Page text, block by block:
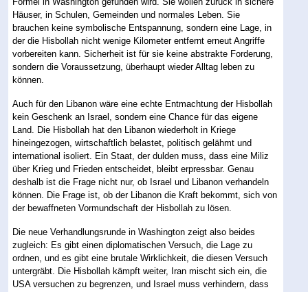
Häuser, in Schulen, Gemeinden und normales Leben. Sie
brauchen keine symbolische Entspannung, sondern eine Lage, in
der die Hisbollah nicht wenige Kilometer entfernt erneut Angriffe
vorbereiten kann. Sicherheit ist für sie keine abstrakte Forderung,
sondern die Voraussetzung, überhaupt wieder Alltag leben zu
können.
Auch für den Libanon wäre eine echte Entmachtung der Hisbollah
kein Geschenk an Israel, sondern eine Chance für das eigene
Land. Die Hisbollah hat den Libanon wiederholt in Kriege
hineingezogen, wirtschaftlich belastet, politisch gelähmt und
international isoliert. Ein Staat, der dulden muss, dass eine Miliz
über Krieg und Frieden entscheidet, bleibt erpressbar. Genau
deshalb ist die Frage nicht nur, ob Israel und Libanon verhandeln
können. Die Frage ist, ob der Libanon die Kraft bekommt, sich von
der bewaffneten Vormundschaft der Hisbollah zu lösen.
Die neue Verhandlungsrunde in Washington zeigt also beides
zugleich: Es gibt einen diplomatischen Versuch, die Lage zu
ordnen, und es gibt eine brutale Wirklichkeit, die diesen Versuch
untergräbt. Die Hisbollah kämpft weiter, Iran mischt sich ein, die
USA versuchen zu begrenzen, und Israel muss verhindern, dass